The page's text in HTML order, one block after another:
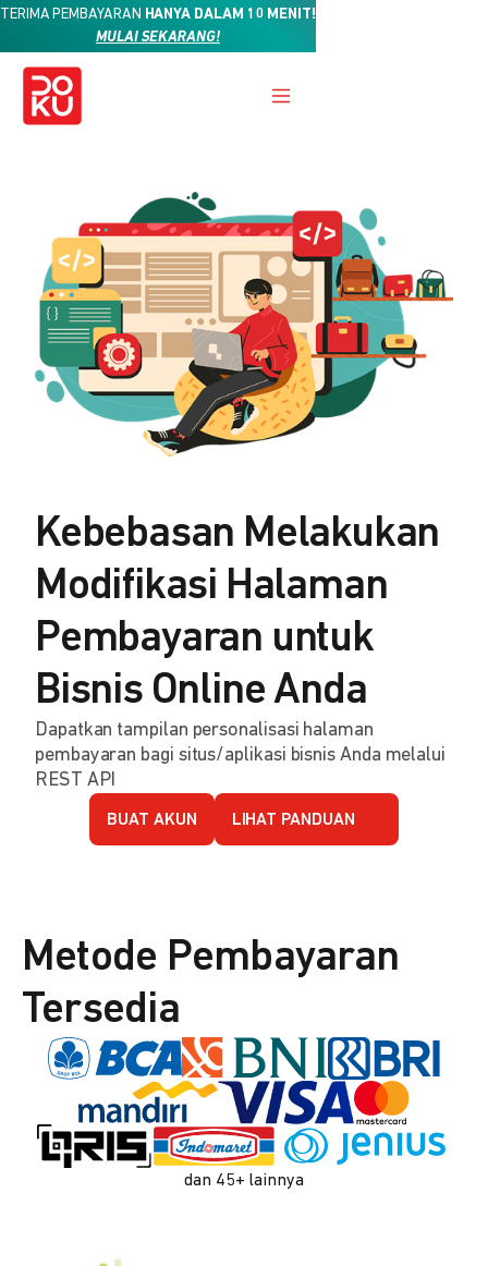
TERIMA PEMBAYARAN HANYA DALAM 10 MENIT!
MULAI SEKARANG!
Kebebasan Melakukan
Modifikasi Halaman
Pembayaran untuk
Bisnis Online Anda
Dapatkan tampilan personalisasi halaman
pembayaran bagi situs/aplikasi bisnis Anda melalui
REST API
BUAT AKUN LIHAT PANDUAN
Metode Pembayaran
Tersedia
dan 45+ lainnya